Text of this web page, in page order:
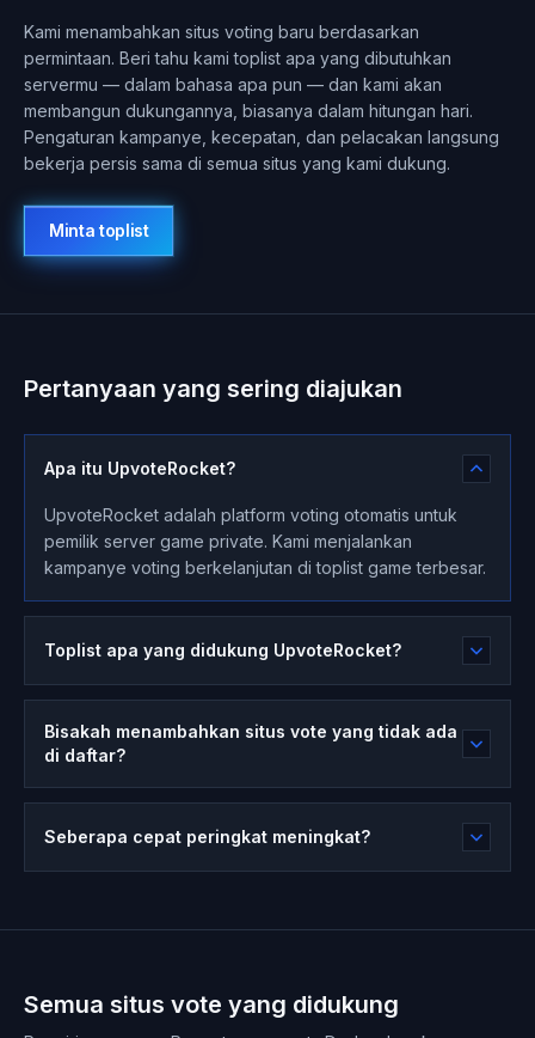
Kami menambahkan situs voting baru berdasarkan
permintaan. Beri tahu kami toplist apa yang dibutuhkan
servermu — dalam bahasa apa pun — dan kami akan
membangun dukungannya, biasanya dalam hitungan hari.
Pengaturan kampanye, kecepatan, dan pelacakan langsung
bekerja persis sama di semua situs yang kami dukung.
Minta toplist
Pertanyaan yang sering diajukan
Apa itu UpvoteRocket?
UpvoteRocket adalah platform voting otomatis untuk
pemilik server game private. Kami menjalankan
kampanye voting berkelanjutan di toplist game terbesar.
Toplist apa yang didukung UpvoteRocket?
Bisakah menambahkan situs vote yang tidak ada
di daftar?
Seberapa cepat peringkat meningkat?
Semua situs vote yang didukung